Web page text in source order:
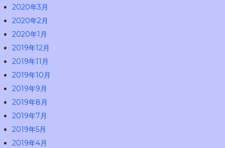
2020年3月
2020年2月
2020年1月
2019年12月
2019年11月
2019年10月
2019年9月
2019年8月
2019年7月
2019年5月
2019年4月